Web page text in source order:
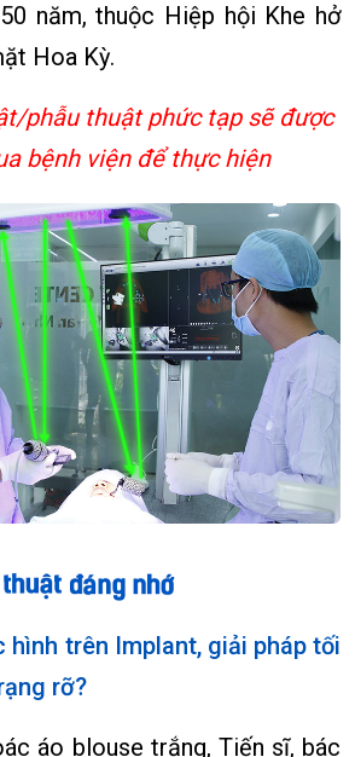
năm, thuộc Hiệp hội Khe hở
Hoa Kỳ.
phẫu thuật phức tạp sẽ được
bệnh viện để thực hiện
hình trên Implant, giải pháp tối
rỡ?
áo blouse trắng, Tiến sĩ, bác